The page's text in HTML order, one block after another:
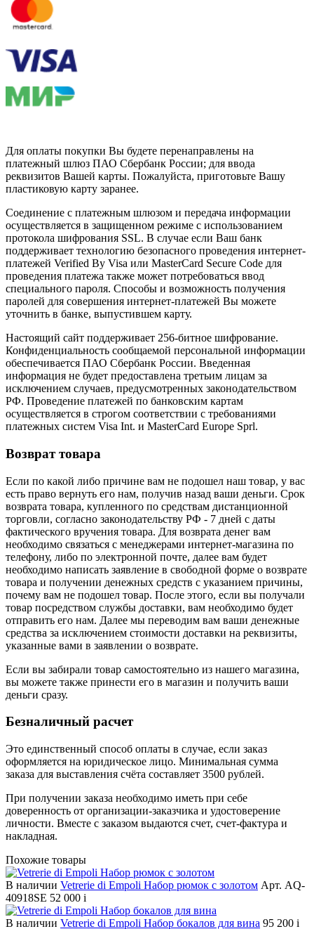
Для оплаты покупки Вы будете перенаправлены на
платежный шлюз ПАО Сбербанк России; для ввода
реквизитов Вашей карты. Пожалуйста, приготовьте Вашу
пластиковую карту заранее.
Соединение с платежным шлюзом и передача информации
осуществляется в защищенном режиме с использованием
протокола шифрования SSL. В случае если Ваш банк
поддерживает технологию безопасного проведения интернет-
платежей Verified By Visa или MasterCard Secure Code для
проведения платежа также может потребоваться ввод
специального пароля. Способы и возможность получения
паролей для совершения интернет-платежей Вы можете
уточнить в банке, выпустившем карту.
Настоящий сайт поддерживает 256-битное шифрование.
Конфиденциальность сообщаемой персональной информации
обеспечивается ПАО Сбербанк России. Введенная
информация не будет предоставлена третьим лицам за
исключением случаев, предусмотренных законодательством
РФ. Проведение платежей по банковским картам
осуществляется в строгом соответствии с требованиями
платежных систем Visa Int. и MasterCard Europe Sprl.
Возврат товара
Если по какой либо причине вам не подошел наш товар, у вас
есть право вернуть его нам, получив назад ваши деньги. Срок
возврата товара, купленного по средствам дистанционной
торговли, согласно законодательству РФ - 7 дней с даты
фактического вручения товара. Для возврата денег вам
необходимо связаться с менеджерами интернет-магазина по
телефону, либо по электронной почте, далее вам будет
необходимо написать заявление в свободной форме о возврате
товара и получении денежных средств с указанием причины,
почему вам не подошел товар. После этого, если вы получали
товар посредством службы доставки, вам необходимо будет
отправить его нам. Далее мы переводим вам ваши денежные
средства за исключением стоимости доставки на реквизиты,
указанные вами в заявлении о возврате.
Если вы забирали товар самостоятельно из нашего магазина,
вы можете также принести его в магазин и получить ваши
деньги сразу.
Безналичный расчет
Это единственный способ оплаты в случае, если заказ
оформляется на юридическое лицо. Минимальная сумма
заказа для выставления счёта составляет 3500 рублей.
При получении заказа необходимо иметь при себе
доверенность от организации-заказчика и удостоверение
личности. Вместе с заказом выдаются счет, счет-фактура и
накладная.
Похожие товары
В наличии Vetrerie di Empoli Набор рюмок с золотом Арт. AQ-
40918SE 52 000 i
В наличии Vetrerie di Empoli Набор бокалов для вина 95 200 i